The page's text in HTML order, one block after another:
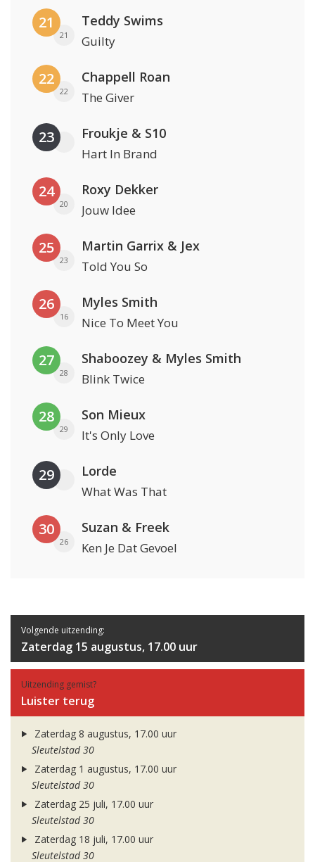
21
21
Teddy Swims
Guilty
22
22
Chappell Roan
The Giver
23 Froukje & S10
Hart In Brand
24
20
Roxy Dekker
Jouw Idee
25
23
Martin Garrix & Jex
Told You So
26
16
Myles Smith
Nice To Meet You
27
28
Shaboozey & Myles Smith
Blink Twice
28
29
Son Mieux
It's Only Love
29 Lorde
What Was That
30
26
Suzan & Freek
Ken Je Dat Gevoel
Volgende uitzending:
Zaterdag 15 augustus, 17.00 uur
Uitzending gemist?
Luister terug
Zaterdag 8 augustus, 17.00 uur
Sleutelstad 30
Zaterdag 1 augustus, 17.00 uur
Sleutelstad 30
Zaterdag 25 juli, 17.00 uur
Sleutelstad 30
Zaterdag 18 juli, 17.00 uur
Sleutelstad 30